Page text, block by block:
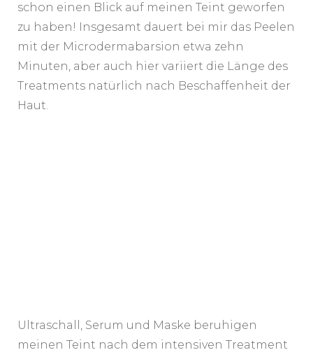
schon einen Blick auf meinen Teint geworfen
zu haben! Insgesamt dauert bei mir das Peelen
mit der Microdermabarsion etwa zehn
Minuten, aber auch hier variiert die Länge des
Treatments natürlich nach Beschaffenheit der
Haut.
Ultraschall, Serum und Maske beruhigen
meinen Teint nach dem intensiven Treatment